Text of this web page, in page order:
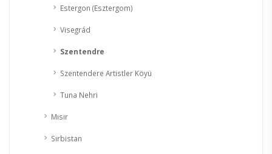
Estergon (Esztergom)
Visegrád
Szentendre
Szentendere Artistler Köyü
Tuna Nehri
Mısır
Sırbistan